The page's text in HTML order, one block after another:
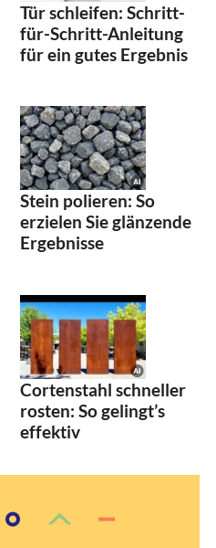
Tür schleifen: Schritt-
für-Schritt-Anleitung
für ein gutes Ergebnis
Stein polieren: So
erzielen Sie glänzende
Ergebnisse
Cortenstahl schneller
rosten: So gelingt’s
effektiv